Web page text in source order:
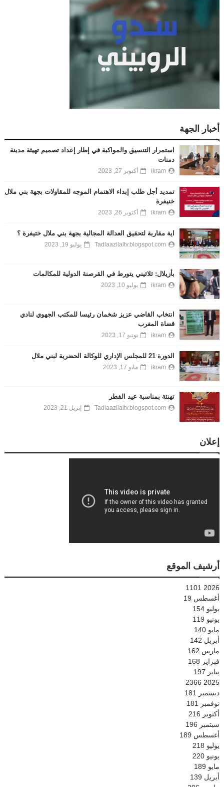
أخبار الجهة
استمرار التنسيق والمواكبة في إطار إعداد تصميم تهيئة مدينة
دمنات
ikram أكتوبر 27, 2023
تمديد أجل طلب إبداء الاهتمام الموجه للمقاولات بجهة بني ملال
خنيفرة
ikram أكتوبر 26, 2023
اية مقاربة لتحقيق العدالة المجالية بجهة بني ملال ختيفرة ؟
Tadlaazilaltv.blogspot.com يوليو 19, 2023
بأزيلال: ثلاثيني يتورط في القرصنة الدولية للمكالمات
ikram يوليو 10, 2023
انتخاب القاضي عزيز شخمان رئيسا للمكتب الجهوي لنادي
قضاة المغرب
ikram يونيو 17, 2023
الدورة 21 للمجلس الإداري للوكالة الحضرية لبني ملال
ikram مايو 17, 2023
تهنئة بمناسبة عيد الفطر
Tadlaazilaltv.blogspot.com إبريل 21, 2023
إعلان
أرشيف الموقع
2026
1101
أغسطس 19
يوليو 154
يونيو 119
مايو 140
أبريل 142
مارس 162
فبراير 168
يناير 197
2025
2366
ديسمبر 181
نوفمبر 181
أكتوبر 216
سبتمبر 196
أغسطس 189
يوليو 218
يونيو 220
مايو 189
أبريل 139